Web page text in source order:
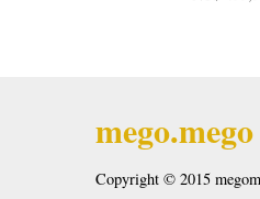
Copyright © 2015